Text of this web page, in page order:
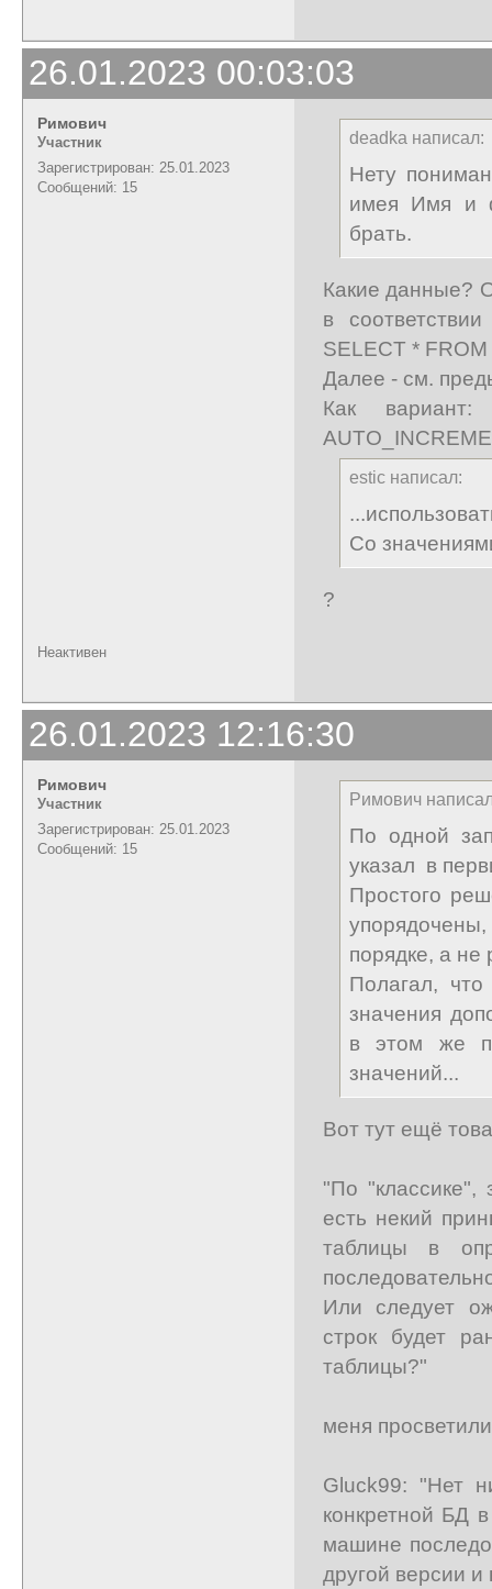
26.01.2023 00:03:03
Римович
Участник
Зарегистрирован: 25.01.2023
Сообщений: 15
deadka написал:
Нету
имея Имя и
брать.
Какие данные?
в
SELECT *
Далее - см.
Как
estic написал:
Со
?
Неактивен
26.01.2023 12:16:30
Римович
Участник
Зарегистрирован: 25.01.2023
Сообщений: 15
Римович
По одной
указал в
Простого
порядке, а
Полагал, что
значения
в этом же
значений...
Вот тут ещё
"По "классике",
есть некий
таблицы в
Или следует
строк будет
таблицы?"
меня
Gluck99: "Нет
конкретной БД
машине
другой версии и